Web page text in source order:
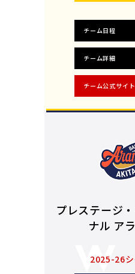
チーム日程
チーム詳細
チーム公式サイト
プレステージ
ナル ア
2025-26シ